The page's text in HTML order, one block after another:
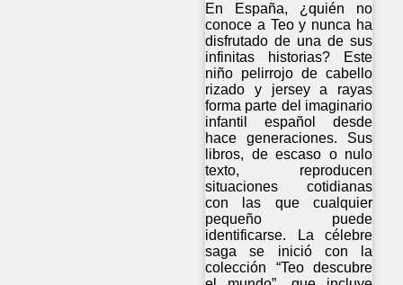
En España, ¿quién no
conoce a Teo y nunca ha
disfrutado de una de sus
infinitas historias? Este
niño pelirrojo de cabello
rizado y jersey a rayas
forma parte del imaginario
infantil español desde
hace generaciones. Sus
libros, de escaso o nulo
texto, reproducen
situaciones cotidianas
con las que cualquier
pequeño puede
identificarse. La célebre
saga se inició con la
colección “Teo descubre